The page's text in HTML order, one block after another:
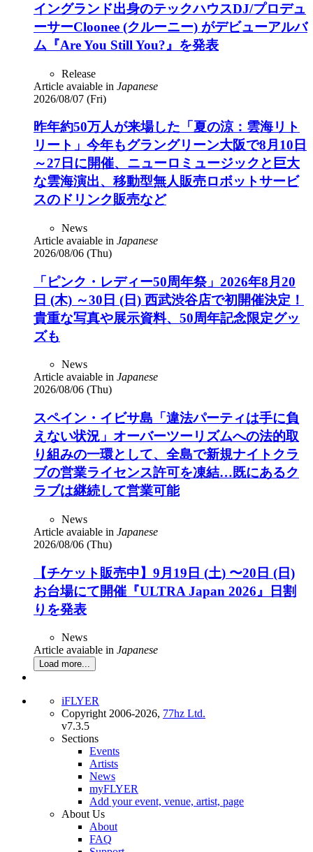
イングランド出身のテックハウスDJ/プロデュ
ーサーCloonee (クルーニー) がデビューアルバ
ム『Are You Still You?』を発表
Release
Article avaiable in Japanese
2026/08/07 (Fri)
昨年約50万人が来場した「夏の涼：雲海リト
リート」今年もグラングリーン大阪で8月10日
～27日に開催、ニューロミュージックと巨大
な雲海演出、移動型無人販売ロボットサービ
スのドリンク販売など
News
Article avaiable in Japanese
2026/08/06 (Thu)
「ピンク・レディー50周年祭」2026年8月20
日 (木) ～30日 (日) 西武渋谷店で初開催決定！
貴重な写真や展示資料、50周年記念限定グッ
ズも
News
Article avaiable in Japanese
2026/08/06 (Thu)
スペイン・イビサ島「違法パーティは手に負
えない状況」オーバーツーリズムへの法的取
り組みの一環として、全島で新規ナイトクラ
ブの営業ライセンス許可を凍結…既にあるク
ラブは継続して営業可能
News
Article avaiable in Japanese
2026/08/06 (Thu)
【チケット販売中】9月19日 (土) 〜20日 (日)
お台場にて開催『ULTRA Japan 2026』日割
りを発表
News
Article avaiable in Japanese
Load more...
iFLYER
Copyright 2006-2026, 77hz Ltd.
v7.3.5
Sections
Events
Artists
News
myFLYER
Add your event, venue, artist, page
About Us
About
FAQ